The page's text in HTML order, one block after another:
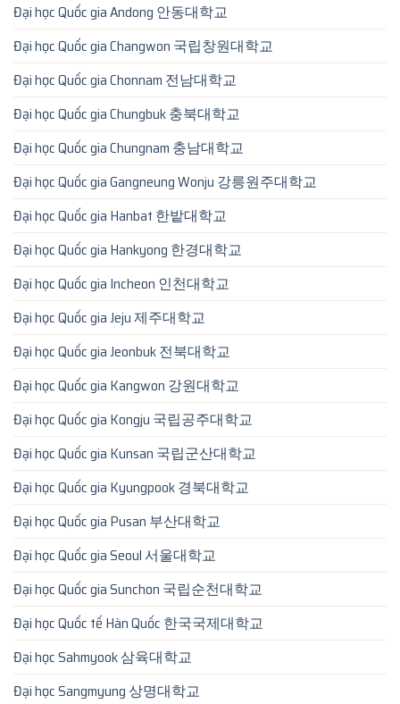
Đại học Quốc gia Andong 안동대학교
Đại học Quốc gia Changwon 국립창원대학교
Đại học Quốc gia Chonnam 전남대학교
Đại học Quốc gia Chungbuk 충북대학교
Đại học Quốc gia Chungnam 충남대학교
Đại học Quốc gia Gangneung Wonju 강릉원주대학교
Đại học Quốc gia Hanbat 한밭대학교
Đại học Quốc gia Hankyong 한경대학교
Đại học Quốc gia Incheon 인천대학교
Đại học Quốc gia Jeju 제주대학교
Đại học Quốc gia Jeonbuk 전북대학교
Đại học Quốc gia Kangwon 강원대학교
Đại học Quốc gia Kongju 국립공주대학교
Đại học Quốc gia Kunsan 국립군산대학교
Đại học Quốc gia Kyungpook 경북대학교
Đại học Quốc gia Pusan 부산대학교
Đại học Quốc gia Seoul 서울대학교
Đại học Quốc gia Sunchon 국립순천대학교
Đại học Quốc tế Hàn Quốc 한국국제대학교
Đại học Sahmyook 삼육대학교
Đại học Sangmyung 상명대학교